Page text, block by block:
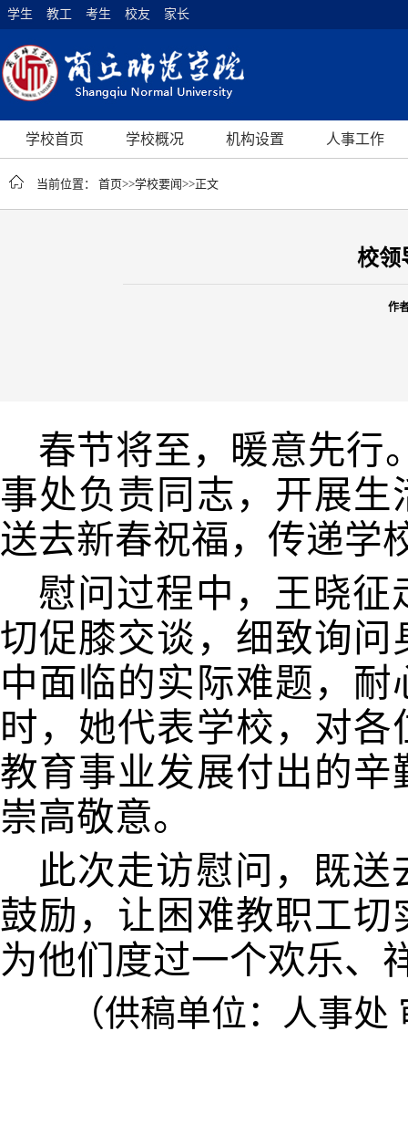
学生 教工 考生 校友 家长
学校首页 学校概况 机构设置 人事工作
当前位置： 首页>>学校要闻>>正文
校领
作
春节将至，暖意先行
事处负责同志，开展
送去新春祝福，传递学
慰问过程中，王晓
切促膝交谈，细致询
中面临的实际难题，
时，她代表学校，对
教育事业发展付出的
崇高敬意。
此次走访慰问，既
鼓励，让困难教职工
为他们度过一个欢乐、
（供稿单位：人事